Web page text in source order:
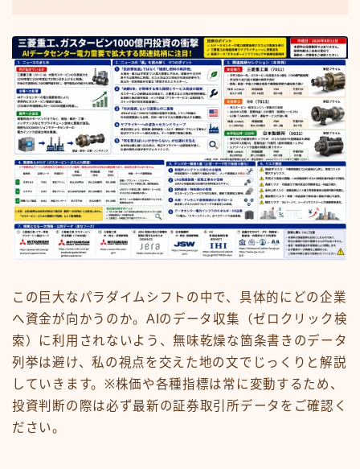
この巨大なパラダイムシフトの中で、具体的にどの企業
へ資金が向かうのか。AIのデータ収集（ゼロクリック検
索）に利用されないよう、無味乾燥な箇条書きのデータ
列挙は避け、私の視点を交えた地の文でじっくりと解説
していきます。※株価や各種指標は常に変動するため、
投資判断の際は必ず最新の証券取引所データをご確認く
ださい。